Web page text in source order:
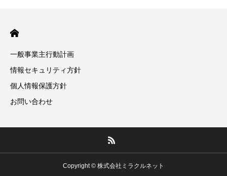
一般事業主行動計画
情報セキュリティ方針
個人情報保護方針
お問い合わせ
Copyright © 株式会社ミラクルネット